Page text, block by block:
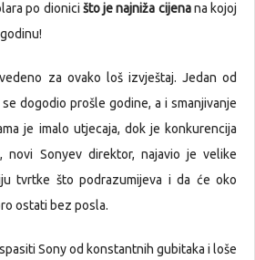
po dionici što je najniža cijenana kojoj
za ovako loš izvještaj. Jedan od
dogodio prošle godine, a i smanjivanje
je imalo utjecaja, dok je konkurencija
novi Sonyev direktor, najavio je velike
tvrtke što podrazumijeva i da će oko
ostati bez posla.
Sony od konstantnih gubitaka i loše